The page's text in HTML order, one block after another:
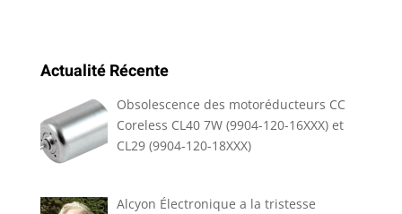
Actualité Récente
Obsolescence des motoréducteurs CC
Coreless CL40 7W (9904-120-16XXX) et
CL29 (9904-120-18XXX)
Alcyon Électronique a la tristesse